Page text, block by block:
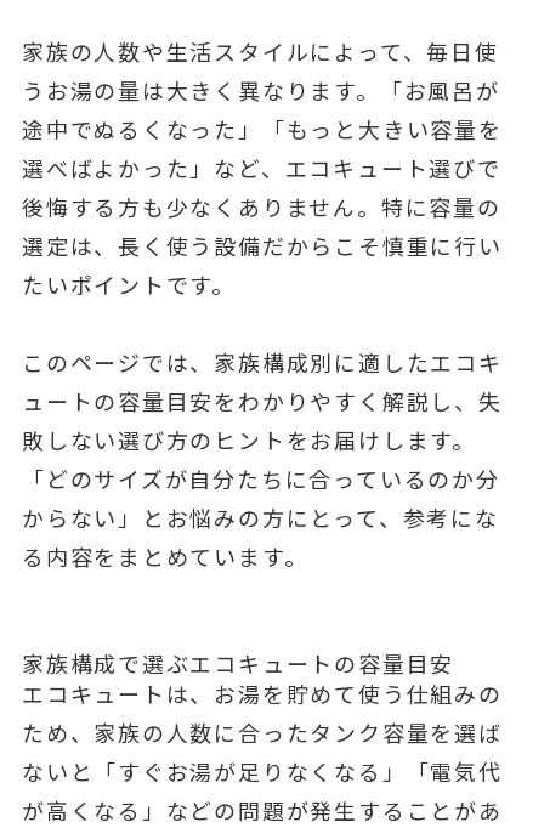
家族の人数や生活スタイルによって、毎日使
うお湯の量は大きく異なります。「お風呂が
途中でぬるくなった」「もっと大きい容量を
選べばよかった」など、エコキュート選びで
後悔する方も少なくありません。特に容量の
選定は、長く使う設備だからこそ慎重に行い
たいポイントです。
このページでは、家族構成別に適したエコキ
ュートの容量目安をわかりやすく解説し、失
敗しない選び方のヒントをお届けします。
「どのサイズが自分たちに合っているのか分
からない」とお悩みの方にとって、参考にな
る内容をまとめています。
家族構成で選ぶエコキュートの容量目安
エコキュートは、お湯を貯めて使う仕組みの
ため、家族の人数に合ったタンク容量を選ば
ないと「すぐお湯が足りなくなる」「電気代
が高くなる」などの問題が発生することがあ